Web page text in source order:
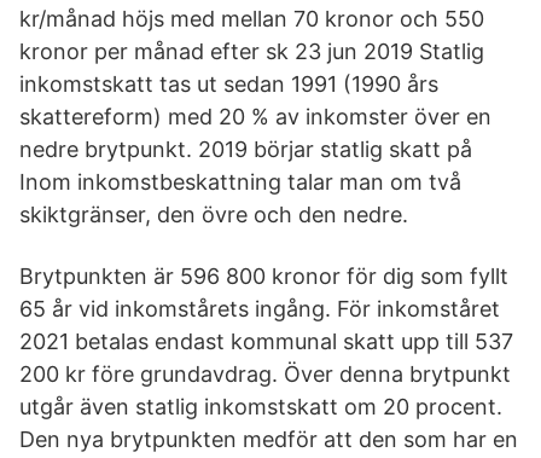
kr/månad höjs med mellan 70 kronor och 550
kronor per månad efter sk 23 jun 2019 Statlig
inkomstskatt tas ut sedan 1991 (1990 års
skattereform) med 20 % av inkomster över en
nedre brytpunkt. 2019 börjar statlig skatt på
Inom inkomstbeskattning talar man om två
skiktgränser, den övre och den nedre.
Brytpunkten är 596 800 kronor för dig som fyllt
65 år vid inkomstårets ingång. För inkomståret
2021 betalas endast kommunal skatt upp till 537
200 kr före grundavdrag. Över denna brytpunkt
utgår även statlig inkomstskatt om 20 procent.
Den nya brytpunkten medför att den som har en